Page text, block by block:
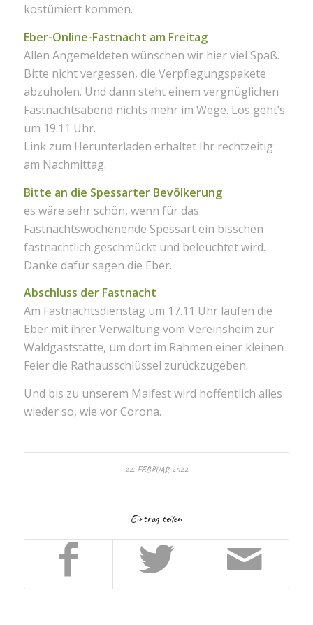
kostümiert kommen.
Eber-Online-Fastnacht am Freitag
Allen Angemeldeten wünschen wir hier viel Spaß.
Bitte nicht vergessen, die Verpflegungspakete
abzuholen. Und dann steht einem vergnüglichen
Fastnachtsabend nichts mehr im Wege. Los geht’s
um 19.11 Uhr.
Link zum Herunterladen erhaltet Ihr rechtzeitig
am Nachmittag.
Bitte an die Spessarter Bevölkerung
es wäre sehr schön, wenn für das
Fastnachtswochenende Spessart ein bisschen
fastnachtlich geschmückt und beleuchtet wird.
Danke dafür sagen die Eber.
Abschluss der Fastnacht
Am Fastnachtsdienstag um 17.11 Uhr laufen die
Eber mit ihrer Verwaltung vom Vereinsheim zur
Waldgaststätte, um dort im Rahmen einer kleinen
Feier die Rathausschlüssel zurückzugeben.
Und bis zu unserem Maifest wird hoffentlich alles
wieder so, wie vor Corona.
22. FEBRUAR 2022
Eintrag teilen